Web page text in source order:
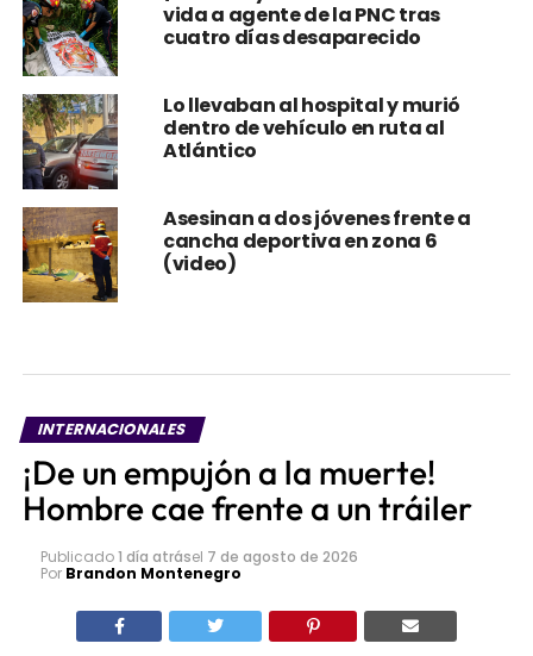
vida a agente de la PNC tras
cuatro días desaparecido
Lo llevaban al hospital y murió
dentro de vehículo en ruta al
Atlántico
Asesinan a dos jóvenes frente a
cancha deportiva en zona 6
(video)
INTERNACIONALES
¡De un empujón a la muerte!
Hombre cae frente a un tráiler
Publicado1 día atrásel 7 de agosto de 2026
Por Brandon Montenegro